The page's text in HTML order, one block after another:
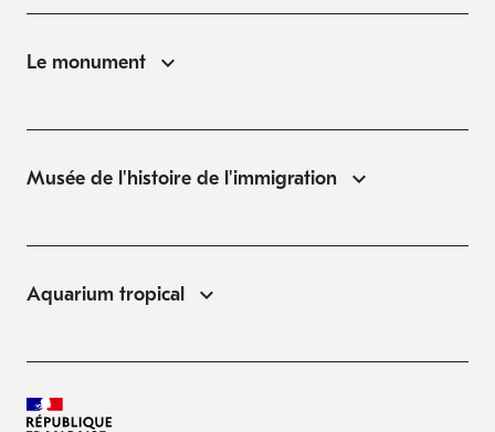
Le monument
Musée de l'histoire de l'immigration
Aquarium tropical